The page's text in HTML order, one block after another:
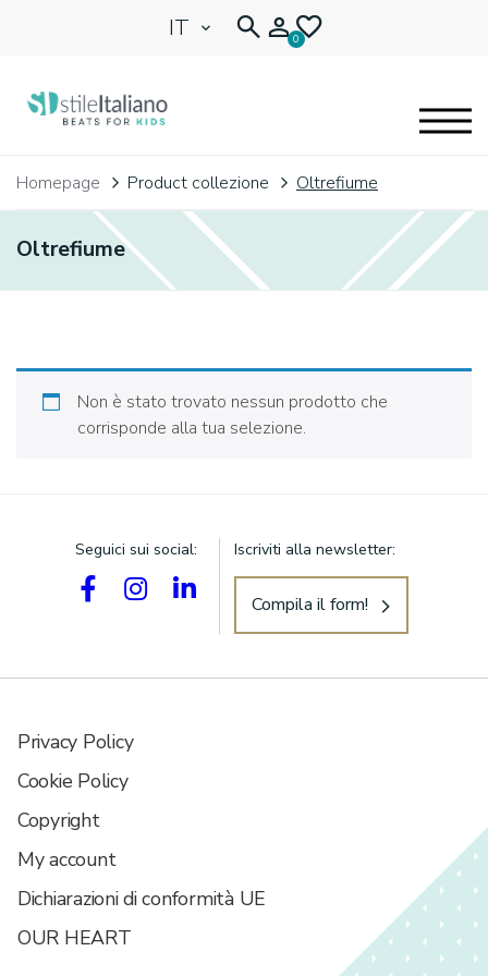
IT 0
EYEGLASSES
KIDENTITY
🩷 OUR HEART
Homepage Product collezione Oltrefiume
Oltrefiume
Non è stato trovato nessun prodotto che
corrisponde alla tua selezione.
Seguici sui social: Iscriviti alla newsletter:
Compila il form!
Privacy Policy
Cookie Policy
Copyright
My account
Dichiarazioni di conformità UE
OUR HEART